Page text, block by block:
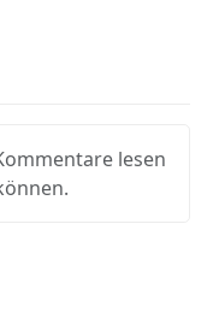
lesen